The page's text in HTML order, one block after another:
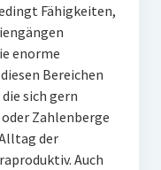
Fähigkeiten,
enorme
Bereichen
sich gern
Zahlenberge
der
Auch